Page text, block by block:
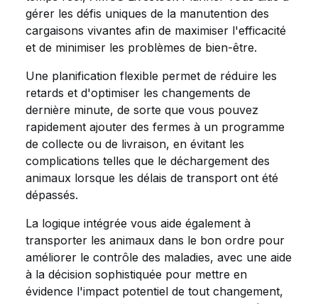
gérer les défis uniques de la manutention des
cargaisons vivantes afin de maximiser l'efficacité
et de minimiser les problèmes de bien-être.
Une planification flexible permet de réduire les
retards et d'optimiser les changements de
dernière minute, de sorte que vous pouvez
rapidement ajouter des fermes à un programme
de collecte ou de livraison, en évitant les
complications telles que le déchargement des
animaux lorsque les délais de transport ont été
dépassés.
La logique intégrée vous aide également à
transporter les animaux dans le bon ordre pour
améliorer le contrôle des maladies, avec une aide
à la décision sophistiquée pour mettre en
évidence l'impact potentiel de tout changement,